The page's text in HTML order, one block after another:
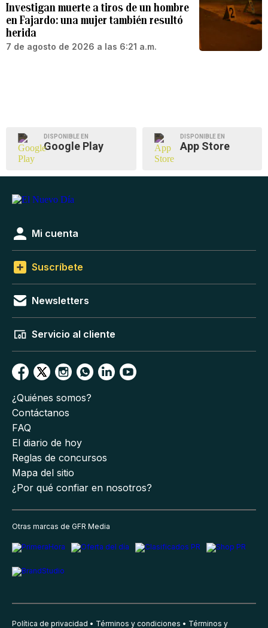
Investigan muerte a tiros de un hombre
en Fajardo: una mujer también resultó
herida
7 de agosto de 2026 a las 6:21 a.m.
DISPONIBLE EN
Google Play
DISPONIBLE EN
App Store
Mi cuenta
Suscríbete
Newsletters
Servicio al cliente
¿Quiénes somos?
Contáctanos
FAQ
El diario de hoy
Reglas de concursos
Mapa del sitio
¿Por qué confiar en nosotros?
Otras marcas de GFR Media
Política de privacidad Términos y condiciones Términos y